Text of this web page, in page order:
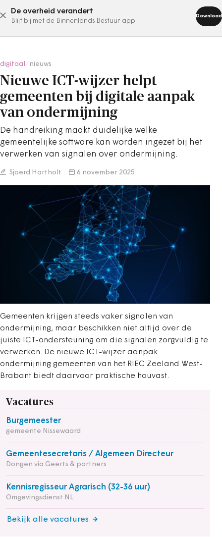
De overheid verandert
Blijf bij met de Binnenlands Bestuur app
Download
abonneer nu
digitaal nieuws
Nieuwe ICT-wijzer helpt
gemeenten bij digitale aanpak
van ondermijning
De handreiking maakt duidelijke welke
gemeentelijke software kan worden ingezet bij het
verwerken van signalen over ondermijning.
Sjoerd Hartholt 6 november 2025
Gemeenten krijgen steeds vaker signalen van
ondermijning, maar beschikken niet altijd over de
juiste ICT-ondersteuning om die signalen zorgvuldig te
verwerken. De nieuwe ICT-wijzer aanpak
ondermijning gemeenten van het RIEC Zeeland West-
Brabant biedt daarvoor praktische houvast.
Vacatures
Burgemeester
gemeente Nissewaard
Gemeentesecretaris / Algemeen Directeur
Dongen via Geerts & partners
Kennisregisseur Agrarisch (32-36 uur)
Omgevingsdienst NL
Bekijk alle vacatures